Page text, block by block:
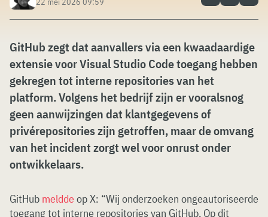
GitHub zegt dat aanvallers via een kwaadaardige
extensie voor Visual Studio Code toegang hebben
gekregen tot interne repositories van het
platform. Volgens het bedrijf zijn er vooralsnog
geen aanwijzingen dat klantgegevens of
privérepositories zijn getroffen, maar de omvang
van het incident zorgt wel voor onrust onder
ontwikkelaars.
GitHub melddeop X: “Wij onderzoeken ongeautoriseerde
toegang tot interne repositories van GitHub. Op dit